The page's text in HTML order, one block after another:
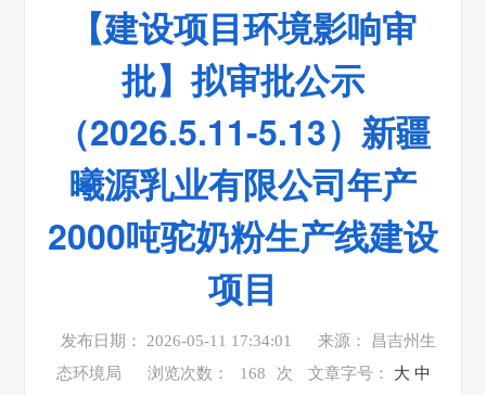
【建设项目环境影响审
批】拟审批公示
（2026.5.11-5.13）新疆
曦源乳业有限公司年产
2000吨驼奶粉生产线建设
项目
发布日期： 2026-05-11 17:34:01
来源： 昌吉州生
态环境局
浏览次数： 168 次 文章字号： 大 中